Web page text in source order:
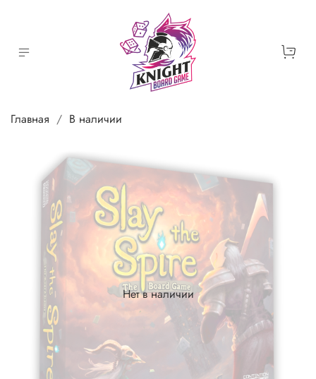
Главная В наличии
Нет в наличии